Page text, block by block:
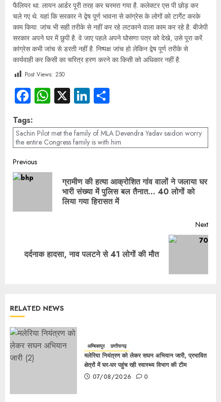
फैलियर था. लायन आर्डर पूरी तरह कर चरमरा गया है. कलेक्टर एस पी छोड़ कर
चले गए थे. यहां कि सरकार ने द्वेष पूर्ण भावना से कांग्रेस के लोगों को टार्गेट करके
काम किया. जांच भी सही तरीके से नहीं कर रहे लटकाने वाला काम कर रहे है. बीजेपी
सरकार अपने घर में छुपी है. वे जाए पहले अपने घोसणा पत्र को देखे, उसे पूरा करें.
कांग्रेस कभी जांच से डरती नहीं है. निष्पक्ष जांच हो लेकिन द्वेष पूर्ण तरीके से
कार्यवाही कर किसी का चरित्र हरण करने का किसी को अधिकार नहीं है.
Post Views: 250
Facebook
WhatsApp
X LinkedIn
Tags:
Sachin Pilot met the family of MLA Devendra Yadav saidon worry
the entire Congress family is with him
Previous
ग्रामीण की हत्या आक्रोशित गांव वालों ने जलाया घर
भारी संख्या में पुलिस बल तैनात… 40 लोगों को
लिया गया हिरासत में
Next
दर्दनाक हादसा, नाव पलटने से 41 लोगों की मौत
RELATED NEWS
अम्बिकापुर छत्तीसगढ़
मलेरिया नियंत्रण को लेकर सघन अभियान जारी, प्रभावित
क्षेत्रों में घर-घर पहुंच रही स्वास्थ्य विभाग की टीम
07/08/2026
0